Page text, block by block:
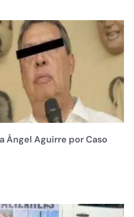
Ángel Aguirre por Caso